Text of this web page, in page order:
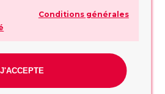
Conditions générales
J'ACCEPTE